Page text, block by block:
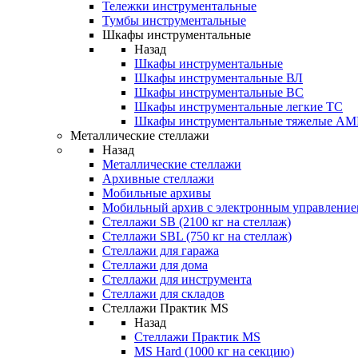
Тележки инструментальные
Тумбы инструментальные
Шкафы инструментальные
Назад
Шкафы инструментальные
Шкафы инструментальные ВЛ
Шкафы инструментальные ВС
Шкафы инструментальные легкие ТС
Шкафы инструментальные тяжелые
Металлические стеллажи
Назад
Металлические стеллажи
Архивные стеллажи
Мобильные архивы
Мобильный архив с электронным
Стеллажи SB (2100 кг на стеллаж)
Стеллажи SBL (750 кг на стеллаж)
Стеллажи для гаража
Стеллажи для дома
Стеллажи для инструмента
Стеллажи для складов
Стеллажи Практик MS
Назад
Стеллажи Практик MS
MS Hard (1000 кг на секцию)